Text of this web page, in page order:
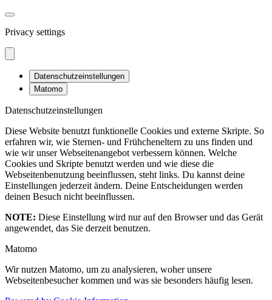
Privacy settings
Datenschutzeinstellungen
Matomo
Datenschutzeinstellungen
Diese Website benutzt funktionelle Cookies und externe Skripte. So
erfahren wir, wie Sternen- und Frühcheneltern zu uns finden und
wie wir unser Webseitenangebot verbessern können. Welche
Cookies und Skripte benutzt werden und wie diese die
Webseitenbenutzung beeinflussen, steht links. Du kannst deine
Einstellungen jederzeit ändern. Deine Entscheidungen werden
deinen Besuch nicht beeinflussen.
NOTE: Diese Einstellung wird nur auf den Browser und das Gerät
angewendet, das Sie derzeit benutzen.
Matomo
Wir nutzen Matomo, um zu analysieren, woher unsere
Webseitenbesucher kommen und was sie besonders häufig lesen.